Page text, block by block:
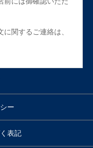
関するご連絡は、
ー
表記